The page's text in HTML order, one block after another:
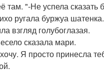
"-Не успела сказать
ругала буржуа шатенка.
взгляд голубоглазая.
сказала мари.
Я просто принесла